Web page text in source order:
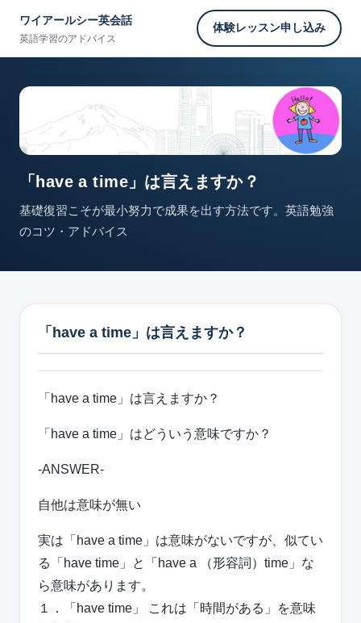
ワイアールシー英会話
英語学習のアドバイス
体験レッスン申し込み
「have a time」は言えますか？
基礎復習こそが最小努力で成果を出す方法です。英語勉強
のコツ・アドバイス
「have a time」は言えますか？
「have a time」は言えますか？
「have a time」はどういう意味ですか？
-ANSWER-
自他は意味が無い
実は「have a time」は意味がないですが、似てい
る「have time」と「have a （形容詞）time」な
ら意味があります。
１．「have time」 これは「時間がある」を意味